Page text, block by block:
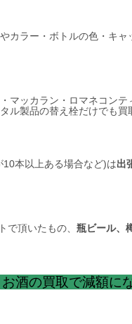
カラー・ボトルの色・キャ
マッカラン・ロマネコンテ
ル製品の替え栓だけでも
本以上ある場合など)は出
で頂いたもの、 瓶ビール、
酒の買取で減額に